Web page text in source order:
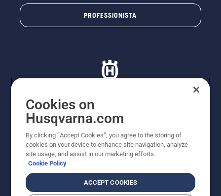
PROFESSIONISTA
© Husqvarna AB (publ). Tutti i diritti riservati. I prezzi
Husqvarna Schweiz AG per i rivenditori specializzati
aderenti all’iniziativa, prezzi in CHF comprensivi di IVA
all’ 8,1% e TRA. Con riserva di modifica. Tutti i prezzi
indicati sono prezzi al dettaglio consigliati (IVA inclusa),
a meno che il prodotto non sia disponibile per l'acquisto
Cookies on
Husqvarna.com
By clicking “Accept Cookies”, you agree to the storing of
cookies on your device to enhance site navigation, analyze
site usage, and assist in our marketing efforts.
Cookie Policy
ACCEPT COOKIES